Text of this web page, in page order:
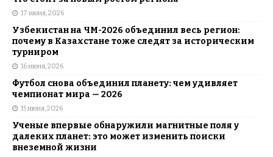
17 июня, 2026
Узбекистан на ЧМ-2026 объединил весь регион:
почему в Казахстане тоже следят за историческим
турниром
16 июня, 2026
Футбол снова объединил планету: чем удивляет
чемпионат мира — 2026
15 июня, 2026
Ученые впервые обнаружили магнитные поля у
далеких планет: это может изменить поиски
внеземной жизни